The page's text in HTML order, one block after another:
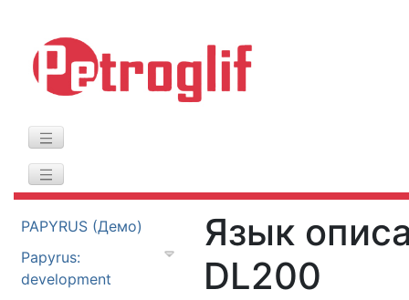
PAPYRUS (Демо)
Papyrus:
development
Язык
DL200